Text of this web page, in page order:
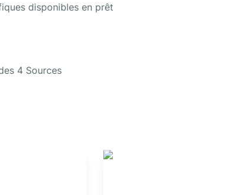
disponibles en prêt
4 Sources
Initiation à la soudure à